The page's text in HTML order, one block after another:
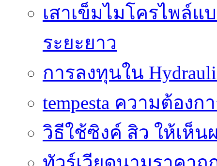
เสาเข็มไมโครไพล์
ระยะยาว
การลงทุนใน
tempesta ความต้อง
วิธีใช้ซิงค์ สิว ให้เห็